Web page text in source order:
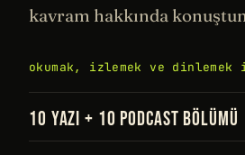
kavram hakkında
okumak, izlemek ve dinlemek
10 YAZI + 10 PODCAST BÖLÜMÜ